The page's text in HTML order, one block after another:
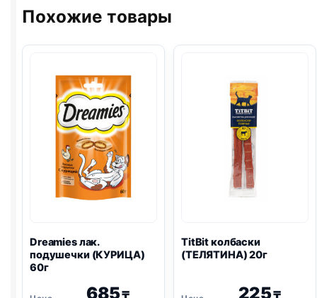
50г
Похожие товары
Dreamiesлак.
подушечки (КУРИЦА)
60г
685
TitBit колбаски
(ТЕЛЯТИНА) 20г
225